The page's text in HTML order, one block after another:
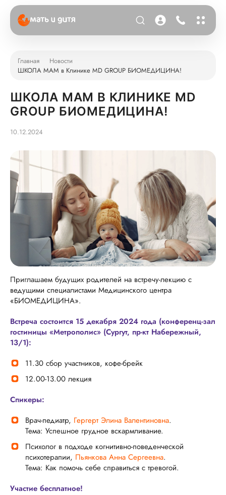
Главная
Новости
ШКОЛА МАМ в Клинике MD GROUP БИОМЕДИЦИНА!
ШКОЛА МАМ В КЛИНИКЕ MD
GROUP БИОМЕДИЦИНА!
10.12.2024
Приглашаем будущих родителей на встречу-лекцию с
ведущими специалистами Медицинского центра
«БИОМЕДИЦИНА».
Встреча состоится 15 декабря 2024 года (конференц-зал
гостиницы «Метрополис» (Сургут, пр-кт Набережный,
13/1):
11.30 сбор участников, кофе-брейк
12.00-13.00 лекция
Спикеры:
Врач-педиатр, Гергерт Элина Валентиновна.
Тема: Успешное грудное вскармливание.
Психолог в подходе когнитивно-поведенческой
психотерапии, Пьянкова Анна Сергеевна.
Тема: Как помочь себе справиться с тревогой.
Участие бесплатное!